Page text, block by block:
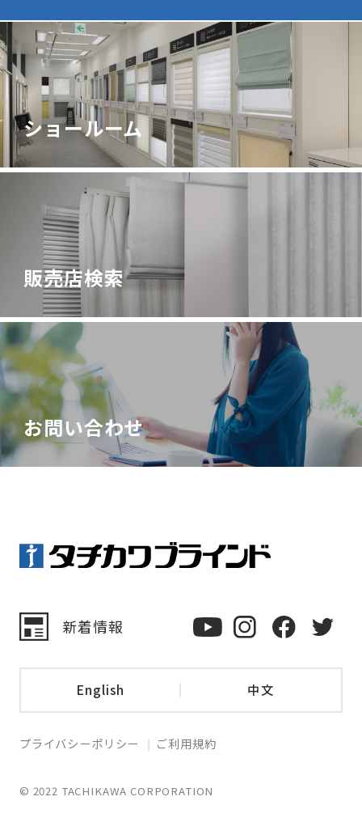
ショールーム
販売店検索
お問い合わせ
新着情報
English 中文
プライバシーポリシー ご利用規約
© 2022 TACHIKAWA CORPORATION